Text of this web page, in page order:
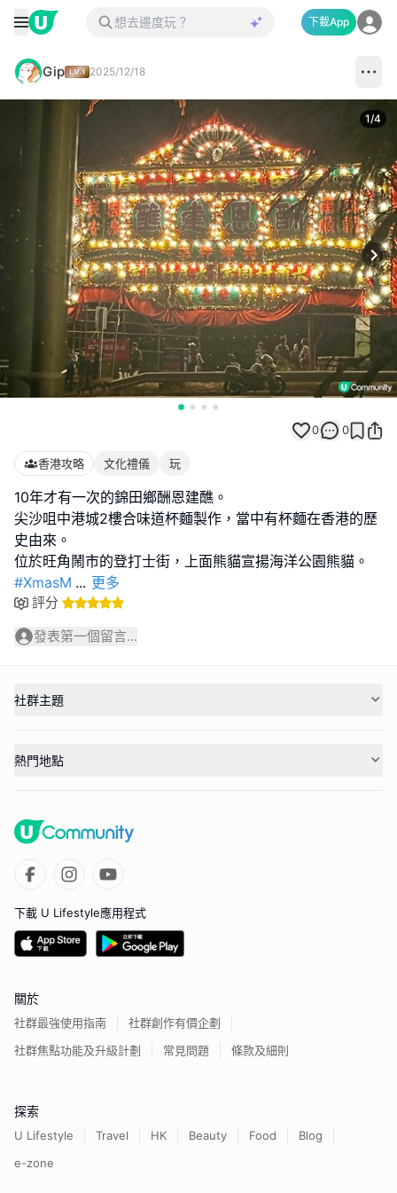
下載App
Gip 2025/12/18
1/4
0 0
香港攻略 文化禮儀 玩
10年才有一次的錦田鄉酬恩建醮。
尖沙咀中港城2樓合味道杯麵製作，當中有杯麵在香港的歷
史由來。
#XmasM ... 更多
評分
發表第一個留言...
社群主題
熱門地點
下載 U Lifestyle應用程式
關於
社群最強使用指南
社群創作有價企劃
社群焦點功能及升級計劃
常見問題 條款及細則
探索
U Lifestyle Travel HK Beauty Food
Blog
e-zone